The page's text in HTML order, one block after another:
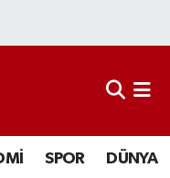
SPOR DÜNYA